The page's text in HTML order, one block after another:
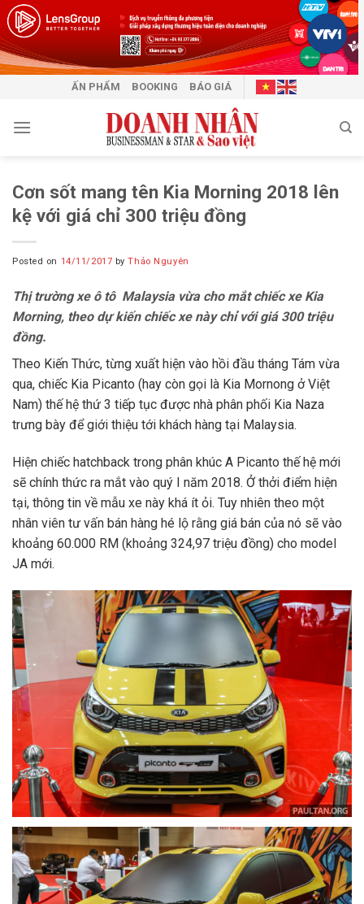
Skip
to
content
ẤN PHẨM BOOKING BÁO GIÁ
Cơn sốt mang tên Kia Morning 2018 lên
kệ với giá chỉ 300 triệu đồng
Posted on 14/11/2017 byThảo Nguyên
Thị trường xe ô tô Malaysia vừa cho mắt chiếc xe Kia
Morning, theo dự kiến chiếc xe này chỉ với giá 300 triệu
đồng.
Theo Kiến Thức, từng xuất hiện vào hồi đầu tháng Tám vừa
qua, chiếc Kia Picanto (hay còn gọi là Kia Mornong ở Việt
Nam) thế hệ thứ 3 tiếp tục được nhà phân phối Kia Naza
trưng bày để giới thiệu tới khách hàng tại Malaysia.
Hiện chiếc hatchback trong phân khúc A Picanto thế hệ mới
sẽ chính thức ra mắt vào quý I năm 2018. Ở thởi điểm hiện
tại, thông tin về mẫu xe này khá ít ỏi. Tuy nhiên theo một
nhân viên tư vấn bán hàng hé lộ rằng giá bán của nó sẽ vào
khoảng 60.000 RM (khoảng 324,97 triệu đồng) cho model
JA mới.